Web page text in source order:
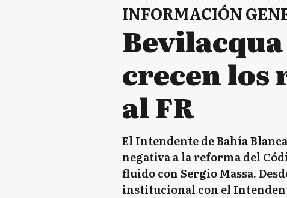
INFORMACIÓN
crecen los
al FR
El Intendente de Bahía
negativa a la reforma del
fluido con Sergio Massa.
institucional con el